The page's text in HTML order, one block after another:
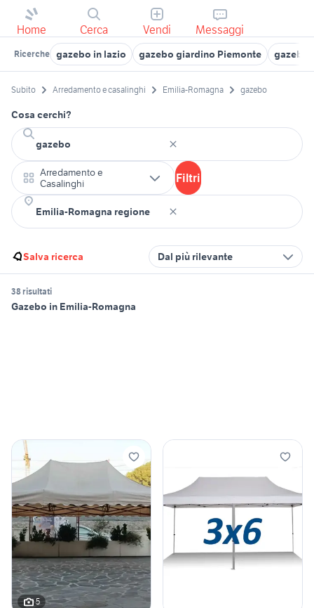
Home Cerca Vendi Messaggi
Ricerche gazebo in lazio gazebo giardino Piemonte gazebo
Subito Arredamento e casalinghi Emilia-Romagna gazebo
Cosa cerchi?
Arredamento e
Casalinghi
Filtri
Salva ricerca Dal più rilevante
38 risultati
Gazebo in Emilia-Romagna
5